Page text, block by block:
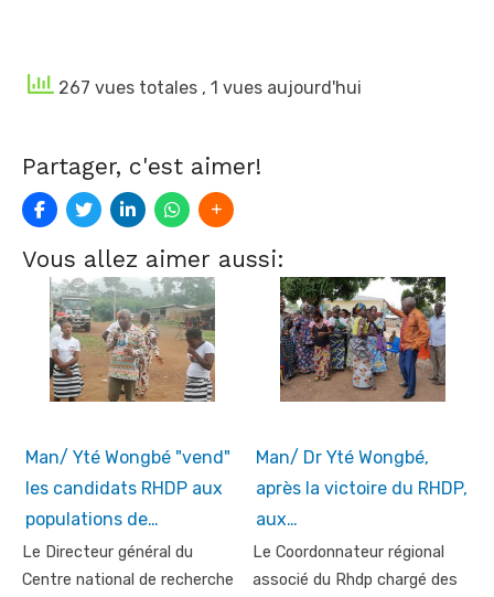
267 vues totales , 1 vues aujourd'hui
Partager, c'est aimer!
Vous allez aimer aussi:
Man/ Yté Wongbé "vend"
les candidats RHDP aux
populations de…
Le Directeur général du
Centre national de recherche
Man/ Dr Yté Wongbé,
après la victoire du RHDP,
aux…
Le Coordonnateur régional
associé du Rhdp chargé des